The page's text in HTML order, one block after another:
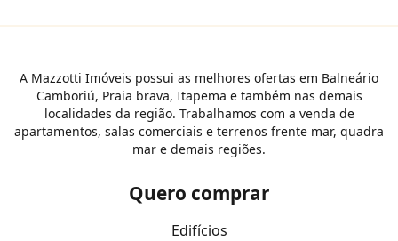
A Mazzotti Imóveis possui as melhores ofertas em Balneário
Camboriú, Praia brava, Itapema e também nas demais
localidades da região. Trabalhamos com a venda de
apartamentos, salas comerciais e terrenos frente mar, quadra
mar e demais regiões.
Quero comprar
Edifícios